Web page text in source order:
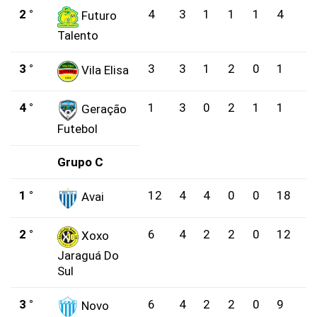
2 °
Futuro
Talento
4 3 1 1 1 4
3 ° Vila Elisa 3 3 1 2 0 1
4 °
Geração
Futebol
1 3 0 2 1 1
Grupo C
1 ° Avai 12 4 4 0 0 18
2 °
Xoxo
Jaraguá Do
Sul
6 4 2 2 0 12
3 °
Novo
6 4 2 2 0 9